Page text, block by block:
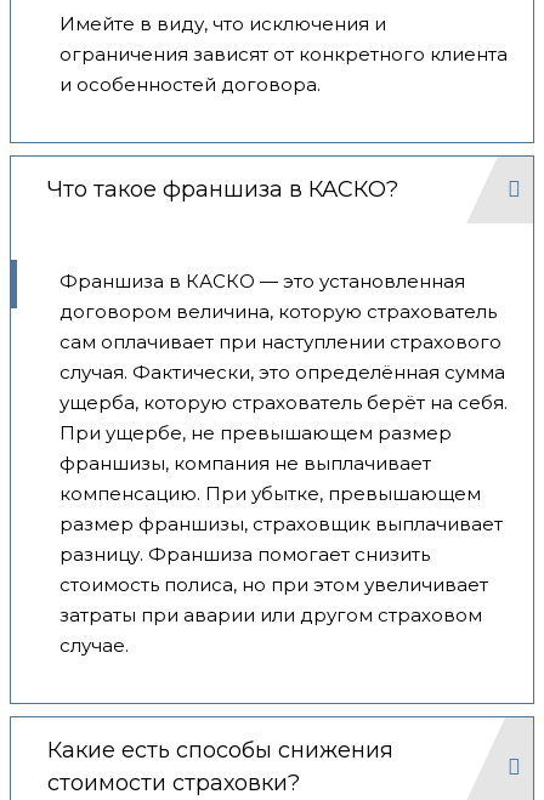
Имейте в виду, что исключения и
ограничения зависят от конкретного клиента
и особенностей договора.
Что такое франшиза в КАСКО?
Франшиза в КАСКО — это установленная
договором величина, которую страхователь
сам оплачивает при наступлении страхового
случая. Фактически, это определённая сумма
ущерба, которую страхователь берёт на себя.
При ущербе, не превышающем размер
франшизы, компания не выплачивает
компенсацию. При убытке, превышающем
размер франшизы, страховщик выплачивает
разницу. Франшиза помогает снизить
стоимость полиса, но при этом увеличивает
затраты при аварии или другом страховом
случае.
Какие есть способы снижения
стоимости страховки?